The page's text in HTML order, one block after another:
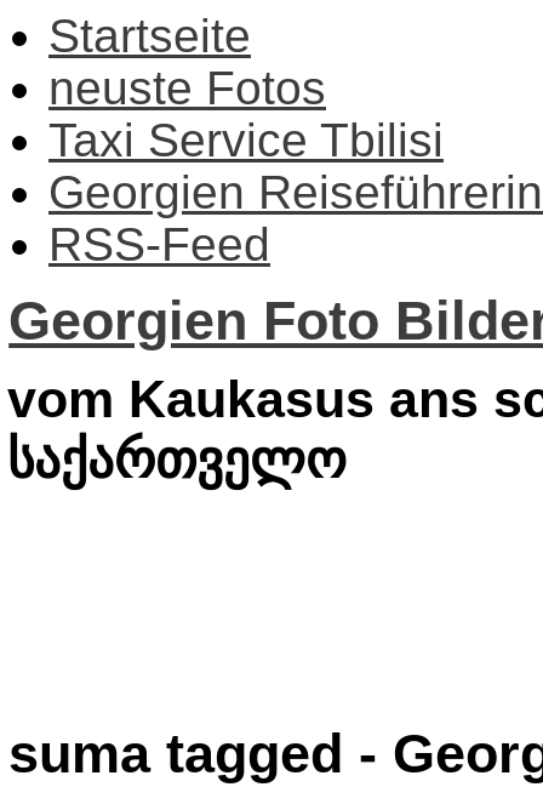
Startseite
neuste Fotos
Taxi Service Tbilisi
Georgien Reiseführerin
RSS-Feed
Georgien Foto
vom Kaukasus ans
საქართველო
suma tagged -